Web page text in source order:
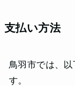
支払い方法
鳥羽市では、
す。